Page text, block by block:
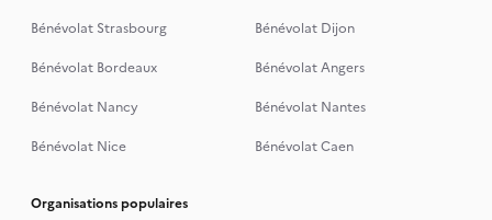
Bénévolat Strasbourg
Bénévolat Dijon
Bénévolat Bordeaux
Bénévolat Angers
Bénévolat Nancy
Bénévolat Nantes
Bénévolat Nice
Bénévolat Caen
Organisations populaires